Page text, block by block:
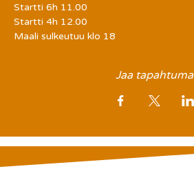
Startti 6h 11.00
Startti 4h 12.00
Maali sulkeutuu klo 18
Jaa tapahtuma